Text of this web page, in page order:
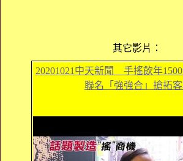
其它影片：
20201021中天新聞 手搖飲年
聯名「強強合」搶拓